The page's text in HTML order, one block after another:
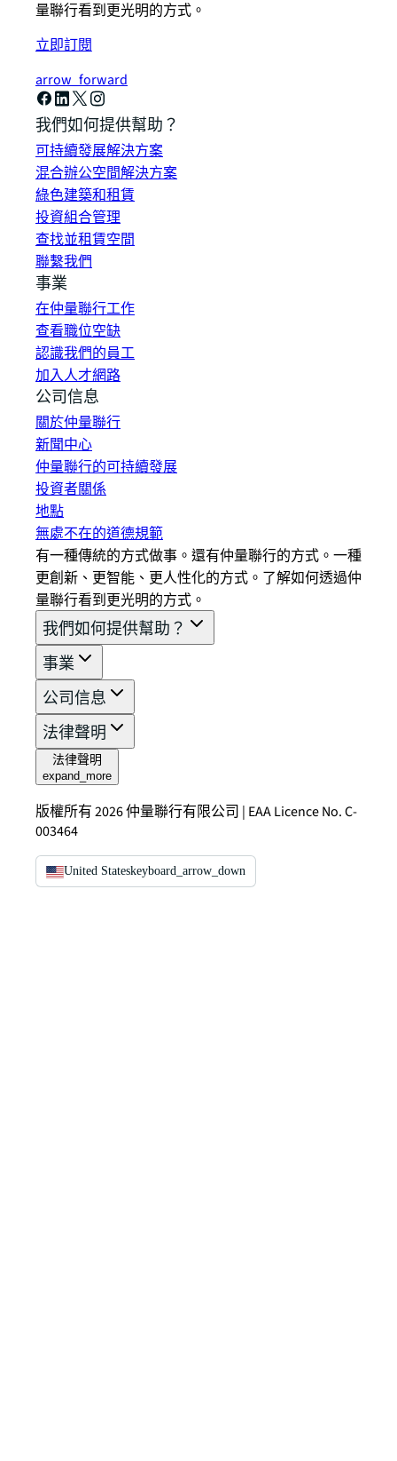
量聯行看到更光明的方式。
立即訂閱
arrow_forward
我們如何提供幫助？
可持續發展解決方案
混合辦公空間解決方案
綠色建築和租賃
投資組合管理
查找並租賃空間
聯繫我們
事業
在仲量聯行工作
查看職位空缺
認識我們的員工
加入人才網路
公司信息
關於仲量聯行
新聞中心
仲量聯行的可持續發展
投資者關係
地點
無處不在的道德規範
有一種傳統的方式做事。還有仲量聯行的方式。一種
更創新、更智能、更人性化的方式。了解如何透過仲
量聯行看到更光明的方式。
我們如何提供幫助？
事業
公司信息
法律聲明
法律聲明
expand_more
版權所有 2026 仲量聯行有限公司 | EAA Licence No. C-
003464
United Stateskeyboard_arrow_down